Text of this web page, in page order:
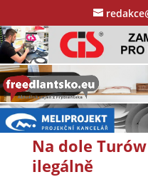
Na dole
ilegálně